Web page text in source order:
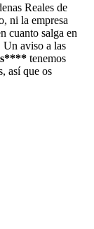
Reales de
ni la empresa
cuanto salga en
Un aviso a las
tenemos
así que os